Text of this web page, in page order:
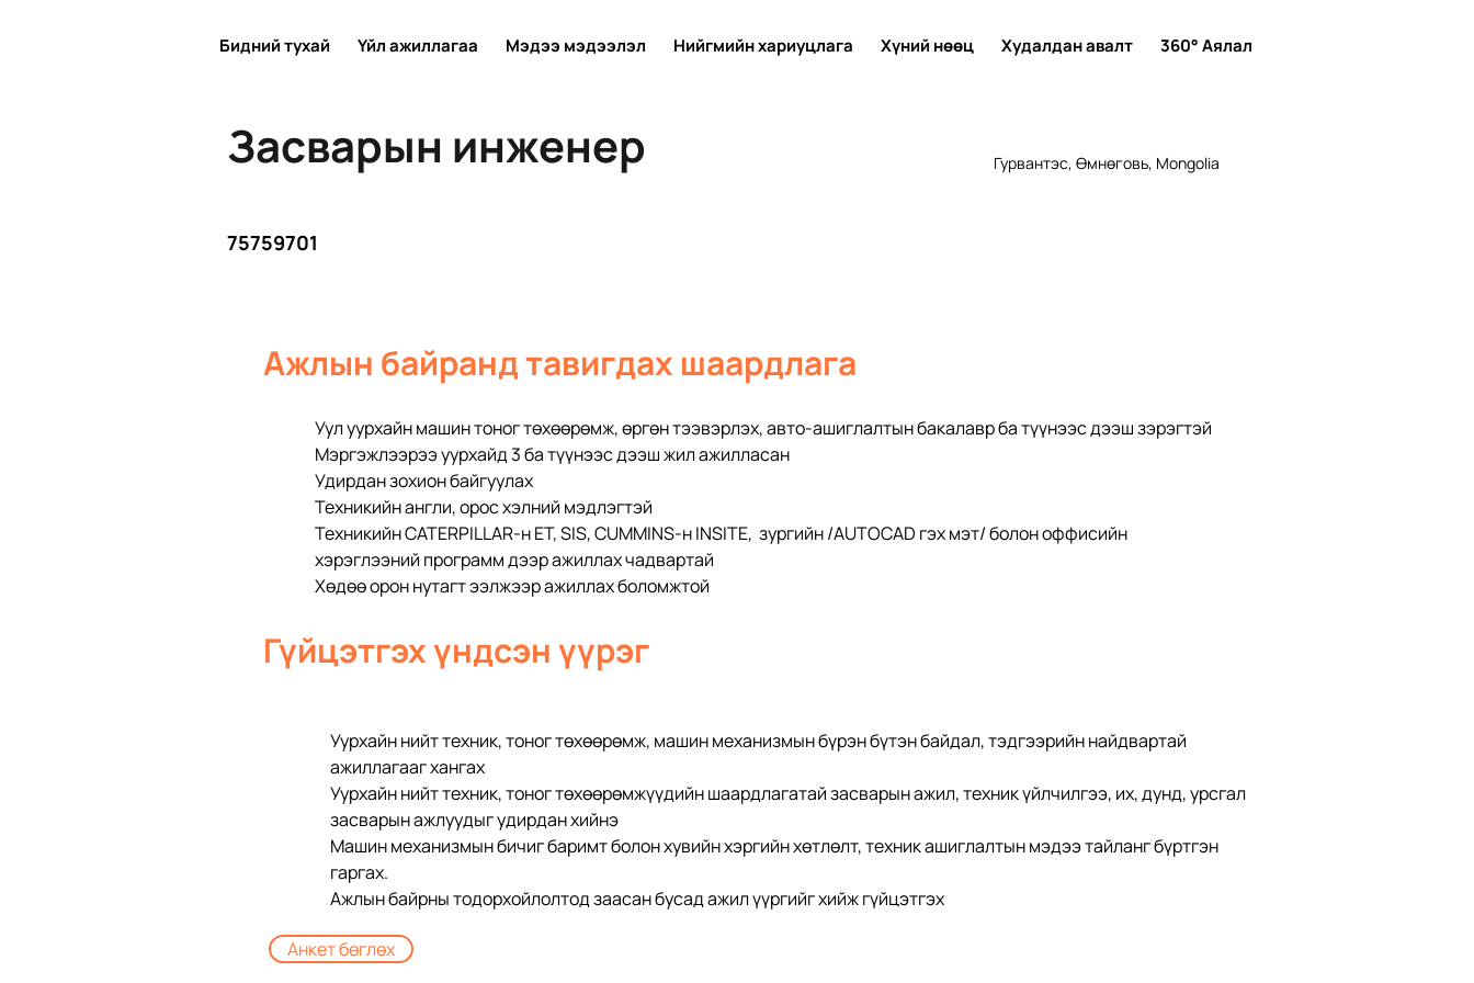
Бидний тухай Үйл ажиллагаа Мэдээ мэдээлэл Нийгмийн хариуцлага Хүний нөөц Худалдан авалт 360° Аялал
Засварын инженер Гурвантэс, Өмнөговь, Mongolia
75759701
Ажлын байранд тавигдах шаардлага
Уул уурхайн машин тоног төхөөрөмж, өргөн тээвэрлэх, авто-ашиглалтын бакалавр ба түүнээс дээш зэрэгтэй
Мэргэжлээрээ уурхайд 3 ба түүнээс дээш жил ажилласан
Удирдан зохион байгуулах
Техникийн англи, орос хэлний мэдлэгтэй
Техникийн CATERPILLAR-н ЕT, SIS, CUMMINS-н INSITE,  зургийн /АUTOCAD гэх мэт/ болон оффисийн
хэрэглээний программ дээр ажиллах чадвартай
Хөдөө орон нутагт ээлжээр ажиллах боломжтой
Гүйцэтгэх үндсэн үүрэг
Уурхайн нийт техник, тоног төхөөрөмж, машин механизмын бүрэн бүтэн байдал, тэдгээрийн найдвартай
ажиллагааг хангах
Уурхайн нийт техник, тоног төхөөрөмжүүдийн шаардлагатай засварын ажил, техник үйлчилгээ, их, дунд, урсгал
засварын ажлуудыг удирдан хийнэ
Машин механизмын бичиг баримт болон хувийн хэргийн хөтлөлт, техник ашиглалтын мэдээ тайланг бүртгэн
гаргах.
Ажлын байрны тодорхойлолтод заасан бусад ажил үүргийг хийж гүйцэтгэх
Анкет бөглөх